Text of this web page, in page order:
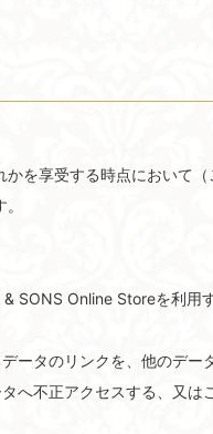
を享受する時点において
SONS Online Storeを利用す
ータのリンクを、他のデー
不正アクセスする、又は